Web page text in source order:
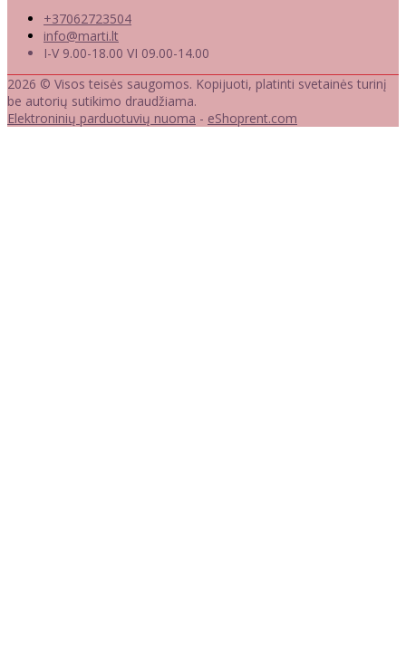
+37062723504
info@marti.lt
I-V 9.00-18.00 VI 09.00-14.00
2026 © Visos teisės saugomos. Kopijuoti, platinti svetainės turinį
be autorių sutikimo draudžiama.
Elektroninių parduotuvių nuoma - eShoprent.com